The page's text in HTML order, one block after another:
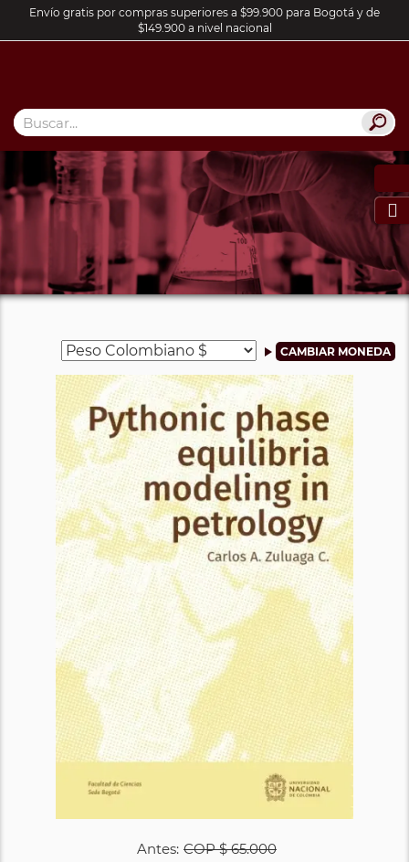
Envío gratis por compras superiores a $99.900 para Bogotá y de
$149.900 a nivel nacional

Antes: COP$ 65.000